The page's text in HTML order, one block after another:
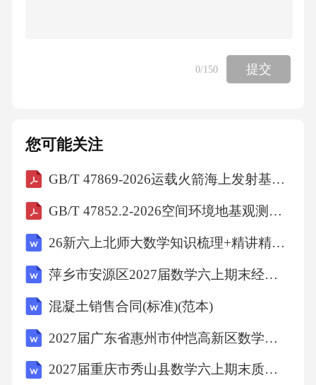
解析：化学变化伴随着新物质的生成。石块被
变化。铁生锈的过程中有新物质生成，属于化
学变化。故选C。
考点
（）
A、交头接耳
B、窃窃私语
0/150 提交
您可能关注
GB/T 47869-2026运载火箭海上发射基础设施核心元数据要求
GB/T 47852.2-2026空间环境地基观测数据第2部分：文件格式
26新六上北师大数学知识梳理+精讲精练+同步练习
萍乡市安源区2027届数学六上期末经典试题含解析
混凝土销售合同(标准)(范本)
2027届广东省惠州市仲恺高新区数学四上期末考试试题含解析
2027届重庆市秀山县数学六上期末质量跟踪监视模拟试题含解析